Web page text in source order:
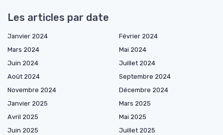
Les articles par date
Janvier 2024
Février 2024
Mars 2024
Mai 2024
Juin 2024
Juillet 2024
Août 2024
Septembre 2024
Novembre 2024
Décembre 2024
Janvier 2025
Mars 2025
Avril 2025
Mai 2025
Juin 2025
Juillet 2025